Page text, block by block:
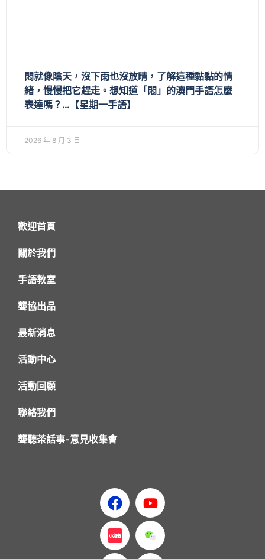
悶就像陰天，沒下雨也沒放晴，了解這種黏黏的情
緒，慢慢把它趕走。想知道「悶」的澳門手語怎麼
表達嗎？…【星期一手語】
2026 年 8 月 3 日
歡迎首頁
關於我們
手語教室
聾協出品
最新消息
活動中心
活動回顧
聯絡我們
聾聽茶話事-意見收集會